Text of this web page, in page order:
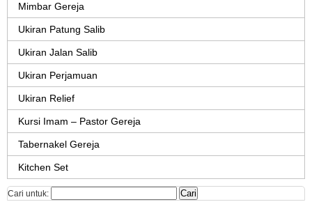
Mimbar Gereja
Ukiran Patung Salib
Ukiran Jalan Salib
Ukiran Perjamuan
Ukiran Relief
Kursi Imam – Pastor Gereja
Tabernakel Gereja
Kitchen Set
Cari untuk: